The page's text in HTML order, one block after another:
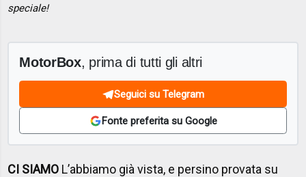
speciale!
MotorBox, prima di tutti gli altri
Seguici su Telegram
Fonte preferita su Google
CI SIAMO L’abbiamo già vista, e persino provata su